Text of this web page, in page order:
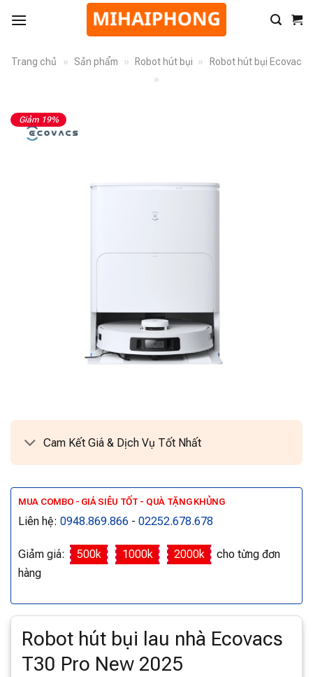
Trang chủ » Sản phẩm » Robot hút bụi »
Robot hút bụi Ecovac
»
Giảm 19%
Cam Kết Giá & Dịch Vụ Tốt Nhất
MUA COMBO - GIÁ SIÊU TỐT - QUÀ TẶNG KHỦNG
Liên hệ: 0948.869.866 - 02252.678.678
Giảm giá: 500k 1000k 2000k
cho từng đơn
hàng
Robot hút bụi lau nhà Ecovacs
T30 Pro New 2025